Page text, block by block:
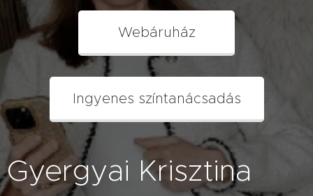
Webáruház
Ingyenes színtanácsadás
Gyergyai Krisztina